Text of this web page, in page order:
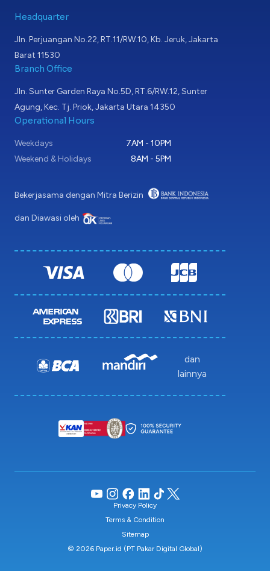
Headquarter
Jln. Perjuangan No.22, RT.11/RW.10, Kb. Jeruk, Jakarta
Barat 11530
Branch Office
Jln. Sunter Garden Raya No.5D, RT.6/RW.12, Sunter
Agung, Kec. Tj. Priok, Jakarta Utara 14350
Operational Hours
Weekdays
7AM - 10PM
Weekend & Holidays
8AM - 5PM
Bekerjasama dengan Mitra Berizin
dan Diawasi oleh
dan
lainnya
© 2026 Paper.id (PT Pakar Digital Global)
Privacy Policy
Terms & Condition
Sitemap